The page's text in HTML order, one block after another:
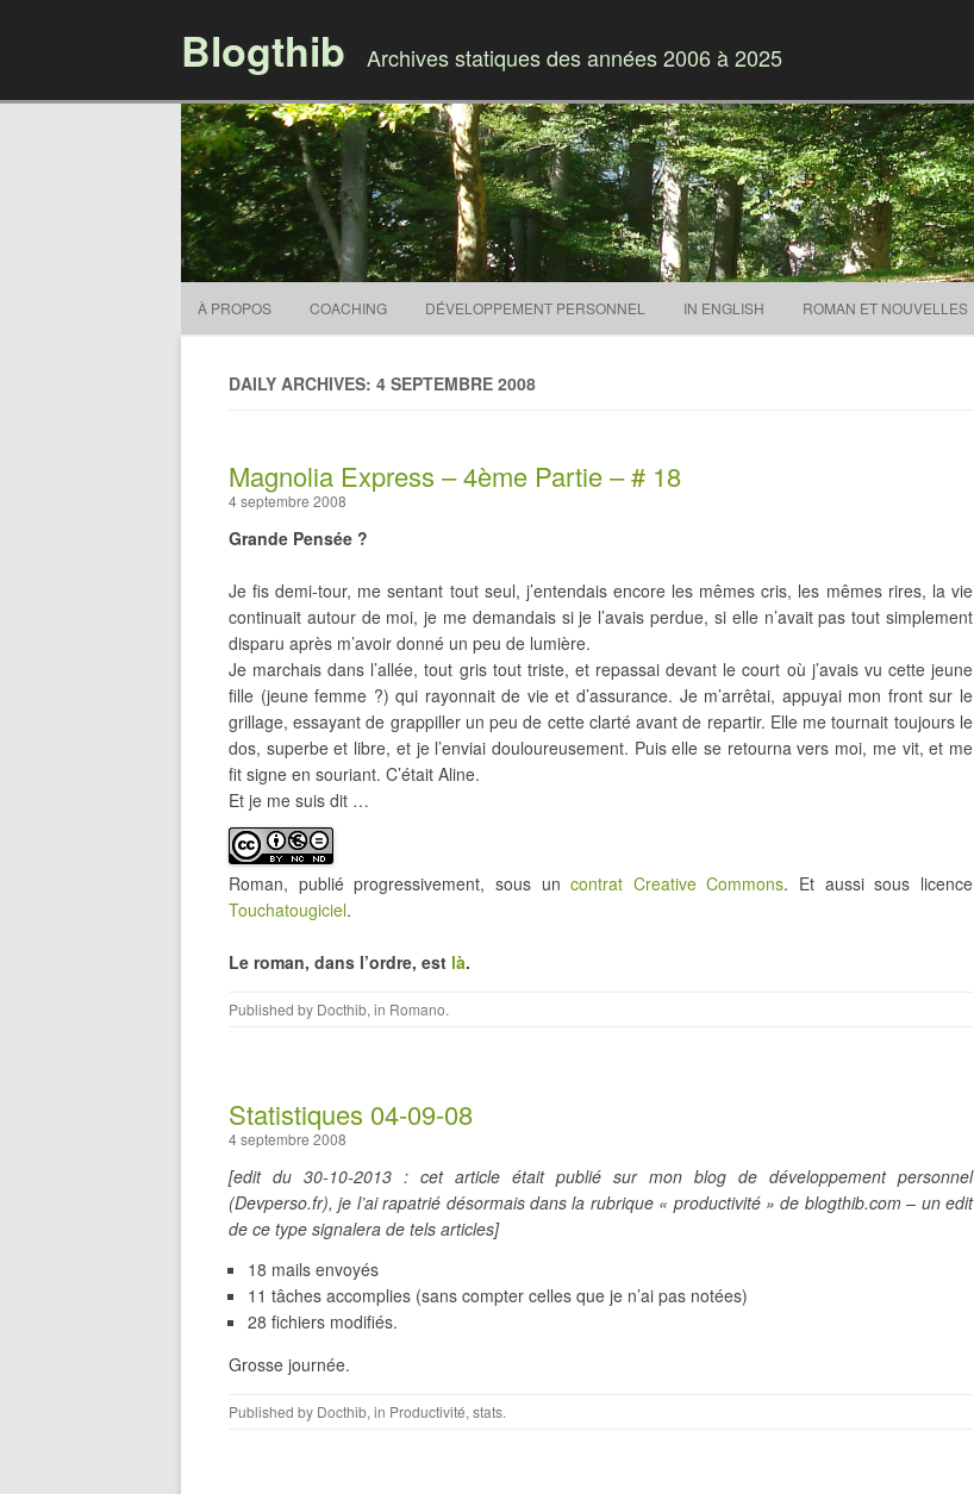
Blogthib Archives statiques des années 2006 à 2025
À PROPOS COACHING DÉVELOPPEMENT PERSONNEL IN ENGLISH ROMAN ET NOUVELLES
DAILY ARCHIVES: 4 SEPTEMBRE 2008
Magnolia Express – 4ème Partie – # 18
4 septembre 2008
Grande Pensée ?
Je fis demi-tour, me sentant tout seul, j’entendais encore les mêmes cris, les mêmes rires, la vie
continuait autour de moi, je me demandais si je l’avais perdue, si elle n’avait pas tout simplement
disparu après m’avoir donné un peu de lumière.
Je marchais dans l’allée, tout gris tout triste, et repassai devant le court où j’avais vu cette jeune
fille (jeune femme ?) qui rayonnait de vie et d’assurance. Je m’arrêtai, appuyai mon front sur le
grillage, essayant de grappiller un peu de cette clarté avant de repartir. Elle me tournait toujours le
dos, superbe et libre, et je l’enviai douloureusement. Puis elle se retourna vers moi, me vit, et me
fit signe en souriant. C’était Aline.
Et je me suis dit …
Roman, publié progressivement, sous uncontrat Creative Commons. Et aussi sous licence
Touchatougiciel.
Le roman, dans l’ordre, est là.
Published by Docthib, in Romano.
Statistiques 04-09-08
4 septembre 2008
[edit du 30-10-2013 : cet article était publié sur mon blog de développement personnel
(Devperso.fr), je l’ai rapatrié désormais dans la rubrique « productivité » de blogthib.com – un edit
de ce type signalera de tels articles]
18 mails envoyés
11 tâches accomplies (sans compter celles que je n’ai pas notées)
28 fichiers modifiés.
Grosse journée.
Published by Docthib, in Productivité, stats.